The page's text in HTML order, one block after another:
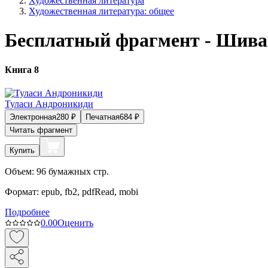
Художественная литература: общее
Бесплатный фрагмент -
Книга 8
Туласи Андроникиди
Электронная280 ₽ Печатная684 ₽
Читать фрагмент
Купить
Объем: 96 бумажных стр.
Формат: epub, fb2, pdfRead, mobi
Подробнее
0.00Оценить